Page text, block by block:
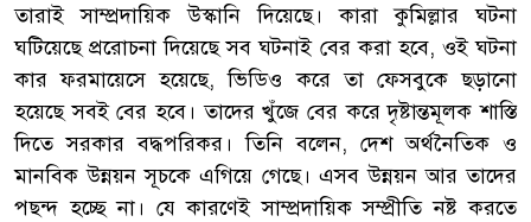
তারাই সাম্প্রদায়িক উস্কানি দিয়েছে। কারা কুমিল্লার ঘটনা
ঘটিয়েছে প্ররোচনা দিয়েছে সব ঘটনাই বের করা হবে, ওই ঘটনা
কার ফরমায়েসে হয়েছে, ভিডিও করে তা ফেসবুকে ছড়ানো
হয়েছে সবই বের হবে। তাদের খুঁজে বের করে দৃষ্টান্তমূলক শাস্তি
দিতে সরকার বদ্ধপরিকর। তিনি বলেন, দেশ অর্থনৈতিক ও
মানবিক উন্নয়ন সূচকে এগিয়ে গেছে। এসব উন্নয়ন আর তাদের
পছন্দ হচ্ছে না। যে কারণেই সাম্প্রদায়িক সম্প্রীতি নষ্ট করতে